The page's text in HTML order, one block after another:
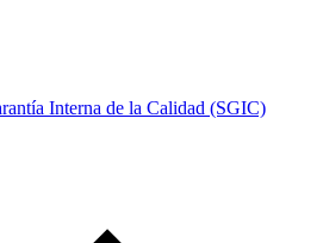
Interna de la Calidad (SGIC)